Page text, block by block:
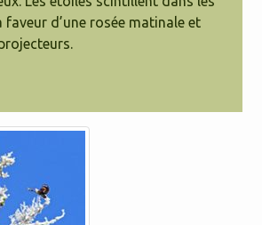
faveur d’une rosée matinale et